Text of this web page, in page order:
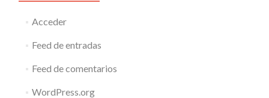
Acceder
Feed de entradas
Feed de comentarios
WordPress.org